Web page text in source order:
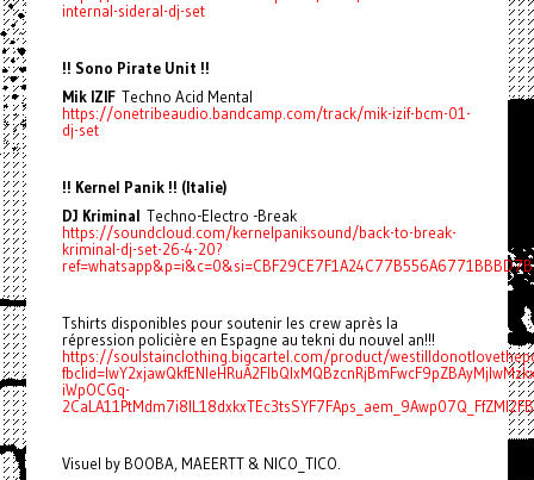
internal-sideral-dj-set
!! Sono Pirate Unit !!
Mik IZIFTechno Acid Mental
https://onetribeaudio.bandcamp.com/track/mik-izif-bcm-01-
dj-set
!! Kernel Panik !! (Italie)
DJ Kriminal Techno-Electro -Break
https://soundcloud.com/kernelpaniksound/back-to-break-
kriminal-dj-set-26-4-20?
Tshirts disponibles pour soutenir les crew après la
répression policière en Espagne au tekni du nouvel an!!!
https://soulstainclothing.bigcartel.com/product/
iWpOCGq-
Visuel by BOOBA, MAEERTT & NICO_TICO.